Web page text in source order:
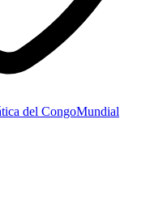
del CongoMundial